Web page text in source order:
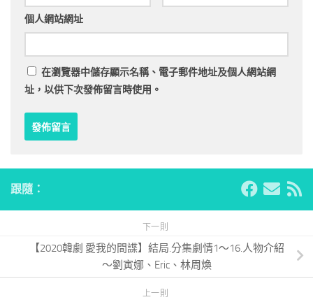
個人網站網址
在瀏覽器中儲存顯示名稱、電子郵件地址及個人網站網
址，以供下次發佈留言時使用。
跟隨：
下一則
【2020韓劇 愛我的間諜】結局.分集劇情1～16.人物介紹
～劉寅娜、Eric、林周煥
上一則